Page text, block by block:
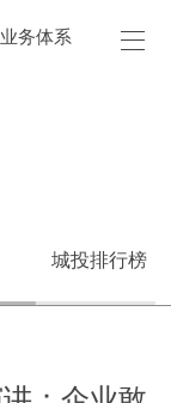
业务体系 城
城投排行榜